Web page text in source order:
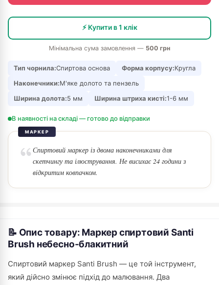
⚡ Купити в 1 клік
Мінімальна сума замовлення — 500 грн
Тип чорнила:Спиртова основа Форма корпусу:Кругла
Наконечники:М'яке долото та пензель
Ширина долота:5 мм Ширина штриха кисті:1-6 мм
В наявності на складі — готово до відправки
МАРКЕР
Спиртовий маркер із двома наконечниками для
скетчингу та ілюстрування. Не висихає 24 години з
відкритим ковпачком.
📝 Опис товару: Маркер спиртовий Santi
Brush небесно-блакитний
Спиртовий маркер Santi Brush — це той інструмент,
який дійсно змінює підхід до малювання. Два